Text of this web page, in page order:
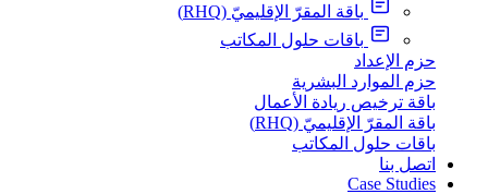
باقة المقرّ الإقليميّ (RHQ)
باقات حلول المكاتب
حزم الإعداد
حزم الموارد البشرية
باقة ترخيص ريادة الأعمال
باقة المقرّ الإقليميّ (RHQ)
باقات حلول المكاتب
اتصل بنا
Case Studies